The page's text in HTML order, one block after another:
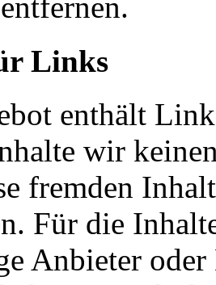
Links
enthält
wir
fremden
Für die
Anbieter oder